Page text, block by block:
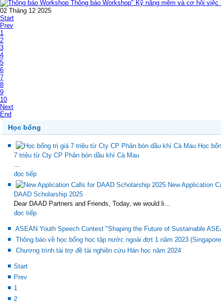
Thông báo Workshop" Kỹ năng mềm và cơ hội việc
02 Tháng 12 2025
Start
Prev
1
2
3
4
5
6
7
8
9
10
Next
End
Học bổng
Học
7 triệu từ Cty CP Phân bón dầu khí Cà Mau
...
đọc tiếp
New Application
DAAD Scholarship 2025
Dear DAAD Partners and Friends, Today, we would li...
đọc tiếp
ASEAN Youth Speech Contest "Shaping the Future of Sustainable
Thông báo về học bổng học tập nước ngoài đợt 1 năm 2023
Chương trình tài trợ đề tài nghiên cứu Hán học năm 2024
Start
Prev
1
2